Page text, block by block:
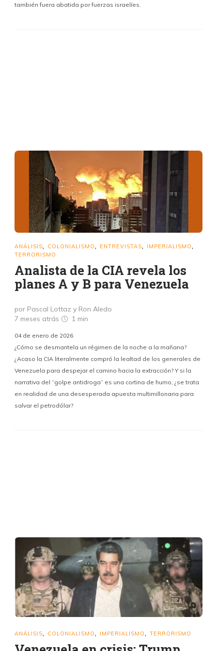
también fuera abatida por fuerzas israelíes.
ANÁLISIS COLONIALISMO ENTREVISTAS IMPERIALISMO
TERRORISMO
Analista de la CIA revela los
planes A y B para Venezuela
por Pascal Lottaz y Ron Aledo
7 meses atrás
1 min
04 de enero de 2026
¿Cómo se desmantela un régimen de la noche a la mañana?
¿Acaso la CIA literalmente compró la lealtad de los generales de
Venezuela para despejar el camino hacia la extracción? Y si la
narrativa del “golpe antidroga” es una cortina de humo, ¿se trata
en realidad de una desesperada apuesta multimillonaria para
salvar el petrodólar?
ANÁLISIS, COLONIALISMO, IMPERIALISMO, TERRORISMO